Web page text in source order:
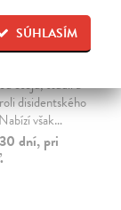
SÚHLASÍM
esejů, studií a
disidentského
však…
dní, pri